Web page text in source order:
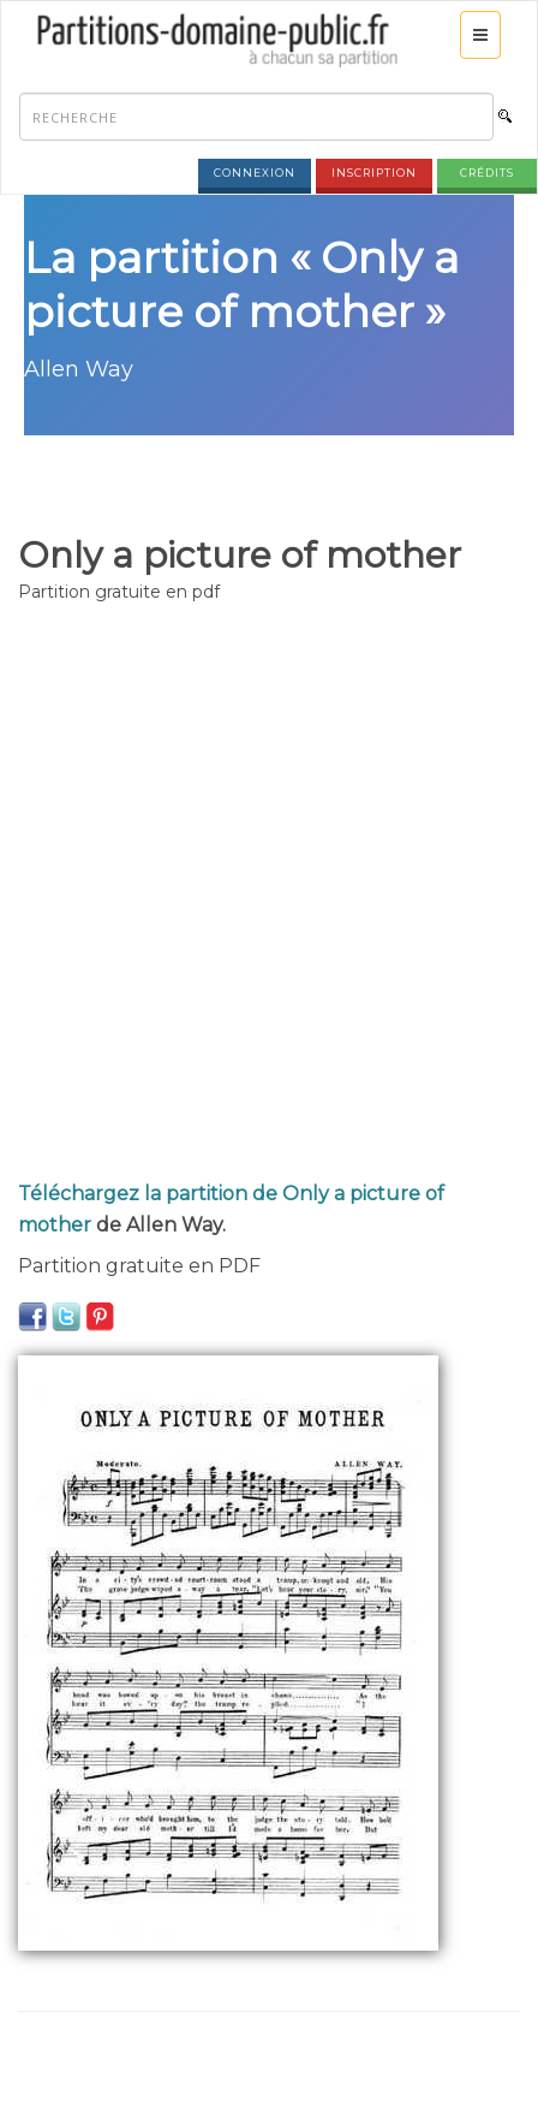
CONNEXION INSCRIPTION CRÉDITS
La partition « Only a
picture of mother »
Allen Way
Only a picture of mother
Partition gratuite en pdf
Téléchargez la partition de Only a picture of
mother de Allen Way.
Partition gratuite en PDF